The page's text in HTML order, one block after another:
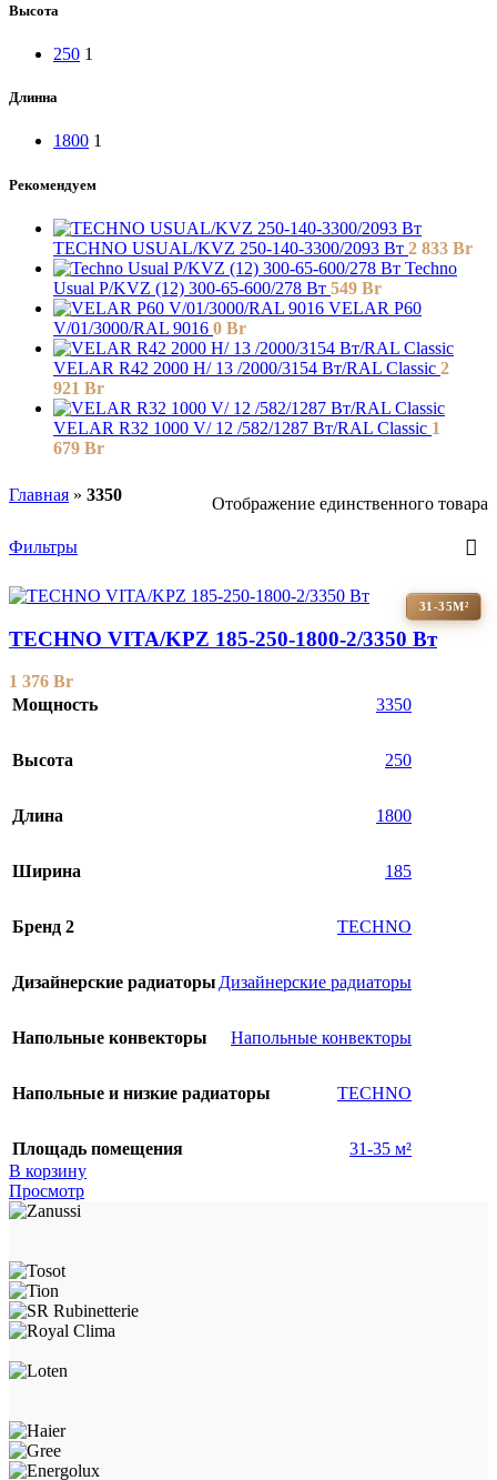
Высота
250 1
Длинна
1800 1
Рекомендуем
TECHNO USUAL/KVZ 250-140-3300/2093 Вт 2 833 Br
Techno
Usual P/KVZ (12) 300-65-600/278 Вт 549 Br
VELAR P60
V/01/3000/RAL 9016 0 Br
VELAR R42 2000 H/ 13 /2000/3154 Вт/RAL Classic 2
921 Br
VELAR R32 1000 V/ 12 /582/1287 Вт/RAL Classic 1
679 Br
Главная » 3350 Отображение единственного товара
Фильтры
31-35М²
TECHNO VITA/KPZ 185-250-1800-2/3350 Вт
1 376 Br
Мощность
3350
Высота 250
Длина 1800
Ширина 185
Бренд 2 TECHNO
Дизайнерские радиаторы Дизайнерские радиаторы
Напольные конвекторы Напольные конвекторы
Напольные и низкие радиаторы TECHNO
Площадь помещения
31-35 м²
В корзину
Просмотр